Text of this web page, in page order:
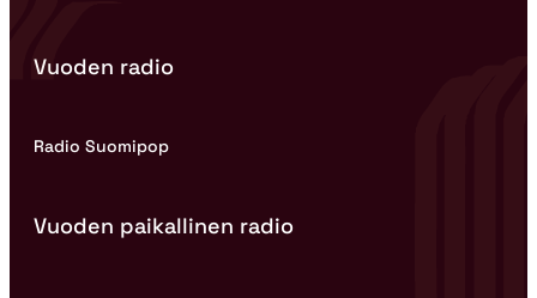
Vuoden radio
Radio Suomipop
Vuoden paikallinen radio